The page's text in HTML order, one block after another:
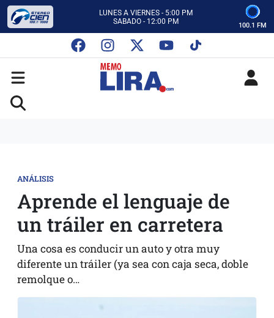
LUNES A VIERNES - 5:00 PM
SABADO - 12:00 PM
CON MEMO LIRA Y SU EQUIPO
LUNES A VIERNES - 5:00 PM
SABADO - 12:00 PM
100.1 FM
ANÁLISIS
Aprende el lenguaje de
un tráiler en carretera
Una cosa es conducir un auto y otra muy
diferente un tráiler (ya sea con caja seca, doble
remolque o…